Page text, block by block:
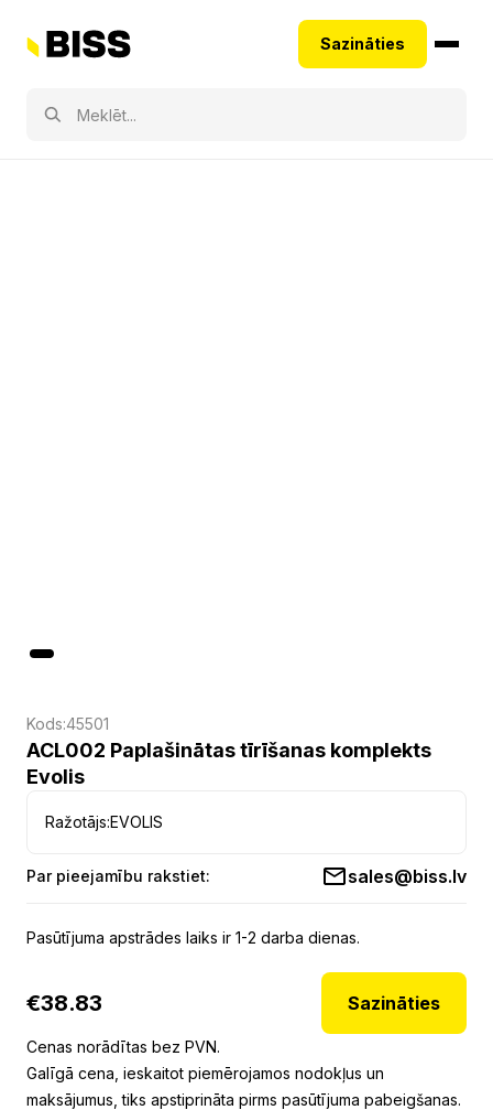
Sazināties
Kods:45501
ACL002 Paplašinātas tīrīšanas komplekts
Evolis
Ražotājs:EVOLIS
Par pieejamību rakstiet: sales@biss.lv
Pasūtījuma apstrādes laiks ir 1-2 darba dienas.
€38.83 Sazināties
Cenas norādītas bez PVN.
Galīgā cena, ieskaitot piemērojamos nodokļus un
maksājumus, tiks apstiprināta pirms pasūtījuma pabeigšanas.